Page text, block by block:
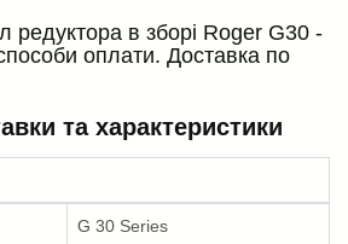
редуктора в зборі Roger G30 -
оплати. Доставка по
та характеристики
G 30 Series